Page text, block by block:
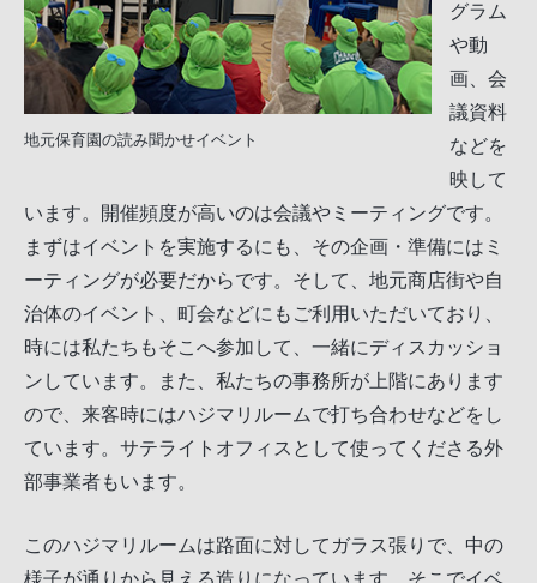
地元保育園の読み聞かせイベント
グラム
や動
画、会
議資料
などを
映して
います。開催頻度が高いのは会議やミーティングです。
まずはイベントを実施するにも、その企画・準備にはミ
ーティングが必要だからです。そして、地元商店街や自
治体のイベント、町会などにもご利用いただいており、
時には私たちもそこへ参加して、一緒にディスカッショ
ンしています。また、私たちの事務所が上階にあります
ので、来客時にはハジマリルームで打ち合わせなどをし
ています。サテライトオフィスとして使ってくださる外
部事業者もいます。
このハジマリルームは路面に対してガラス張りで、中の